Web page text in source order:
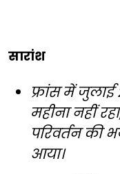
सारांश
फ्रांस में
महीना नहीं
परिवर्तन की
आया।